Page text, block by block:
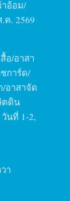
าอ้อม/
ค. 2569
อ/อาสา
การ์ด/
อาสาจัด
ตดิน
นที่ 1-2,
า